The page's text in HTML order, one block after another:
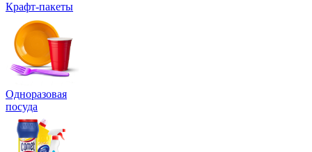
Крафт-пакеты
Одноразовая
посуда